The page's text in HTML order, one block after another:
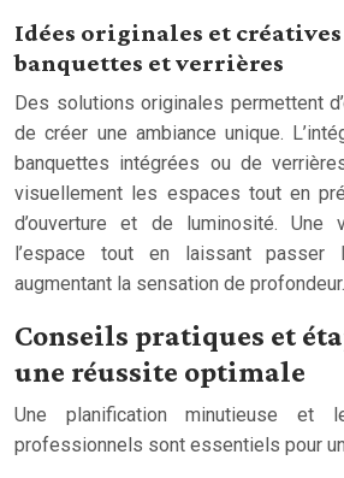
Idées originales et
banquettes et verrières
Des solutions originales permettent
de créer une ambiance unique.
banquettes intégrées ou de
visuellement les espaces tout en
d’ouverture et de luminosité. Une
l’espace tout en laissant passer
augmentant la sensation de profondeur.
Conseils pratiques et
une réussite optimale
Une planification minutieuse et
professionnels sont essentiels pour